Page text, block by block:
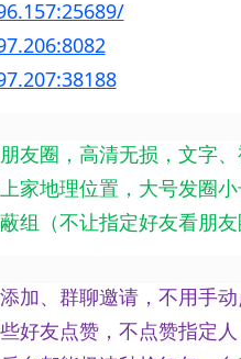
友圈，高清无损，文字、
家地理位置，大号发圈
组（不让指定好友看朋
加、群聊邀请，不用手动
好友点赞，不点赞指定